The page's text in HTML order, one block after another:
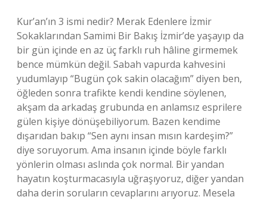
Kur’an’ın 3 ismi nedir? Merak Edenlere İzmir
Sokaklarından Samimi Bir Bakış İzmir’de yaşayıp da
bir gün içinde en az üç farklı ruh hâline girmemek
bence mümkün değil. Sabah vapurda kahvesini
yudumlayıp “Bugün çok sakin olacağım” diyen ben,
öğleden sonra trafikte kendi kendine söylenen,
akşam da arkadaş grubunda en anlamsız esprilere
gülen kişiye dönüşebiliyorum. Bazen kendime
dışarıdan bakıp “Sen aynı insan mısın kardeşim?”
diye soruyorum. Ama insanın içinde böyle farklı
yönlerin olması aslında çok normal. Bir yandan
hayatın koşturmacasıyla uğraşıyoruz, diğer yandan
daha derin soruların cevaplarını arıyoruz. Mesela